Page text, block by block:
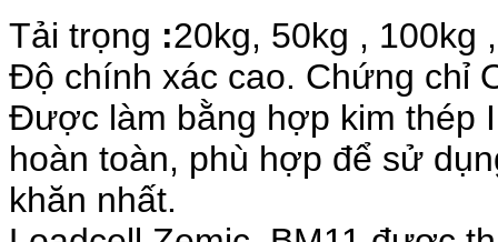
Tải trọng :20kg, 50kg , 100kg
Độ chính xác cao. Chứng chỉ
Được làm bằng hợp kim thép
hoàn toàn, phù hợp để sử
khăn nhất.